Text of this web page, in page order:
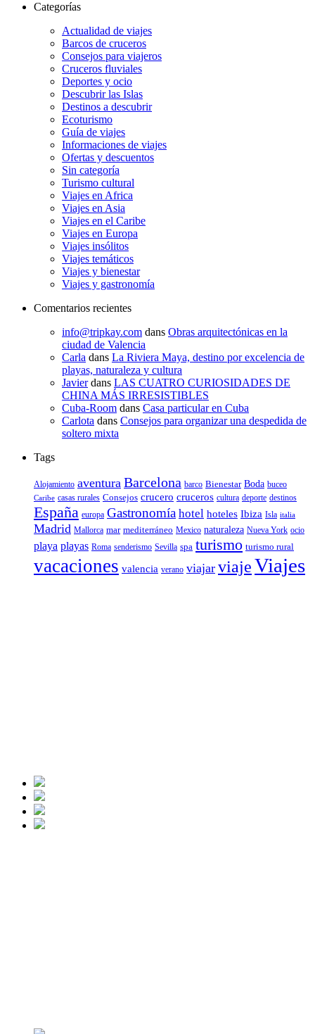
Categorías
Actualidad de viajes
Barcos de cruceros
Consejos para viajeros
Cruceros fluviales
Deportes y ocio
Descubrir las Islas
Destinos a descubrir
Ecoturismo
Guía de viajes
Informaciones de viajes
Ofertas y descuentos
Sin categoría
Turismo cultural
Viajes en Africa
Viajes en Asia
Viajes en el Caribe
Viajes en Europa
Viajes insólitos
Viajes temáticos
Viajes y bienestar
Viajes y gastronomía
Comentarios recientes
info@tripkay.com dans Obras arquitectónicas en la
ciudad de Valencia
Carla dans La Riviera Maya, destino por excelencia de
playas, naturaleza y cultura
Javierdans LAS CUATRO CURIOSIDADES DE
CHINA MÁS IRRESISTIBLES
Cuba-Room dans Casa particular en Cuba
Carlota dans Consejos para organizar una despedida de
soltero mixta
Tags
Alojamiento aventura Barcelona barco Bienestar Boda buceo
Caribe casas rurales Consejos crucero cruceros cultura deporte destinos
España europa Gastronomía hotel hoteles Ibiza Isla italia
Madrid Mallorca mar mediterráneo Mexico naturaleza Nueva York ocio
playa playas Roma senderismo Sevilla spa turismo turismo rural
vacaciones valencia verano viajar viajeViajes